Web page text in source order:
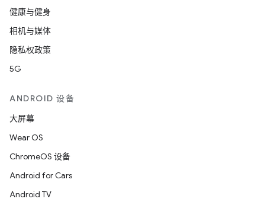
健康与健身
相机与媒体
隐私权政策
5G
ANDROID 设备
大屏幕
Wear OS
ChromeOS 设备
Android for Cars
Android TV